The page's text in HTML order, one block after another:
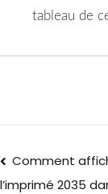
tableau de
Comment
l’imprimé 2035